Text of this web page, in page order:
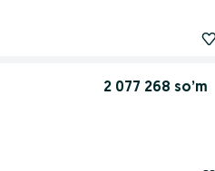
2 077 268 so’m